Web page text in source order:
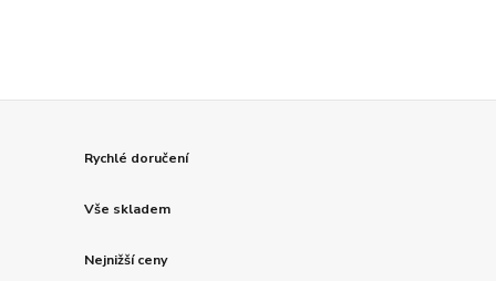
Rychlé doručení
Vše skladem
Nejnižší ceny